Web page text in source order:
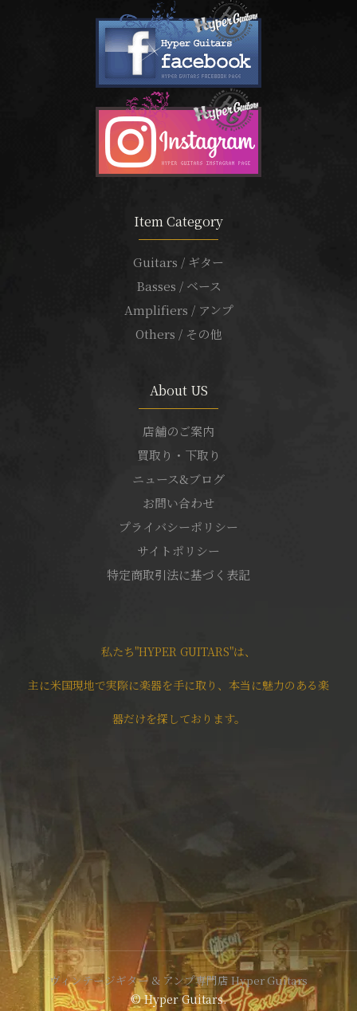
Item Category
Guitars / ギター
Basses / ベース
Amplifiers / アンプ
Others / その他
About US
店舗のご案内
買取り・下取り
ニュース&ブログ
お問い合わせ
プライバシーポリシー
サイトポリシー
特定商取引法に基づく表記
私たち"HYPER GUITARS"は、
主に米国現地で実際に楽器を手に取り、本当に魅力のある楽
器だけを探しております。
ヴィンテージギター & アンプ専門店 Hyper Guitars
© Hyper Guitars.